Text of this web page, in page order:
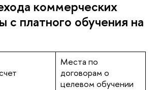
коммерческих
с платного обучения на
Места по
договорам о
целевом обучении